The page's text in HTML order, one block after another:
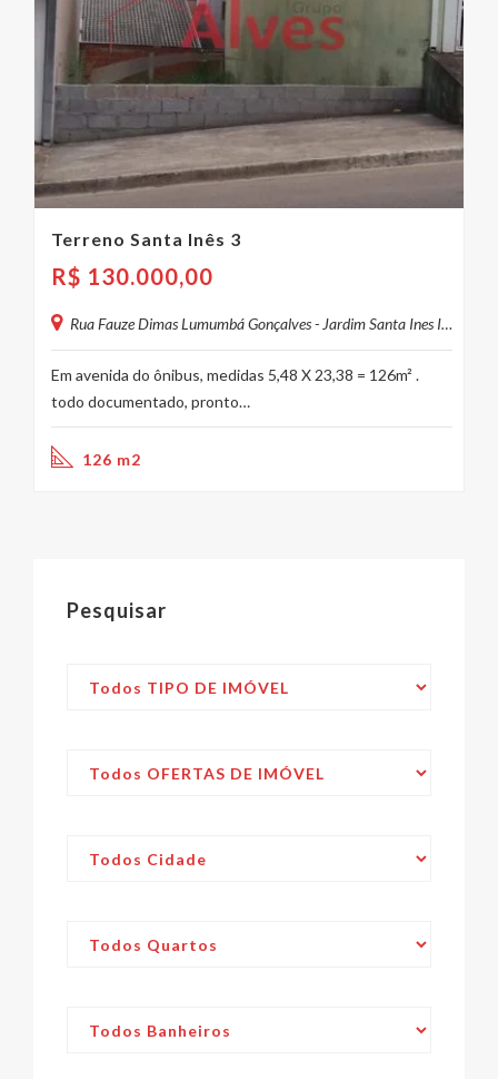
Terreno Santa Inês 3
R$ 130.000,00
Rua Fauze Dimas Lumumbá Gonçalves - Jardim Santa Ines I, São José dos Campos - SP, Brasil
Em avenida do ônibus, medidas 5,48 X 23,38 = 126m² .
todo documentado, pronto…
126 m2
Pesquisar